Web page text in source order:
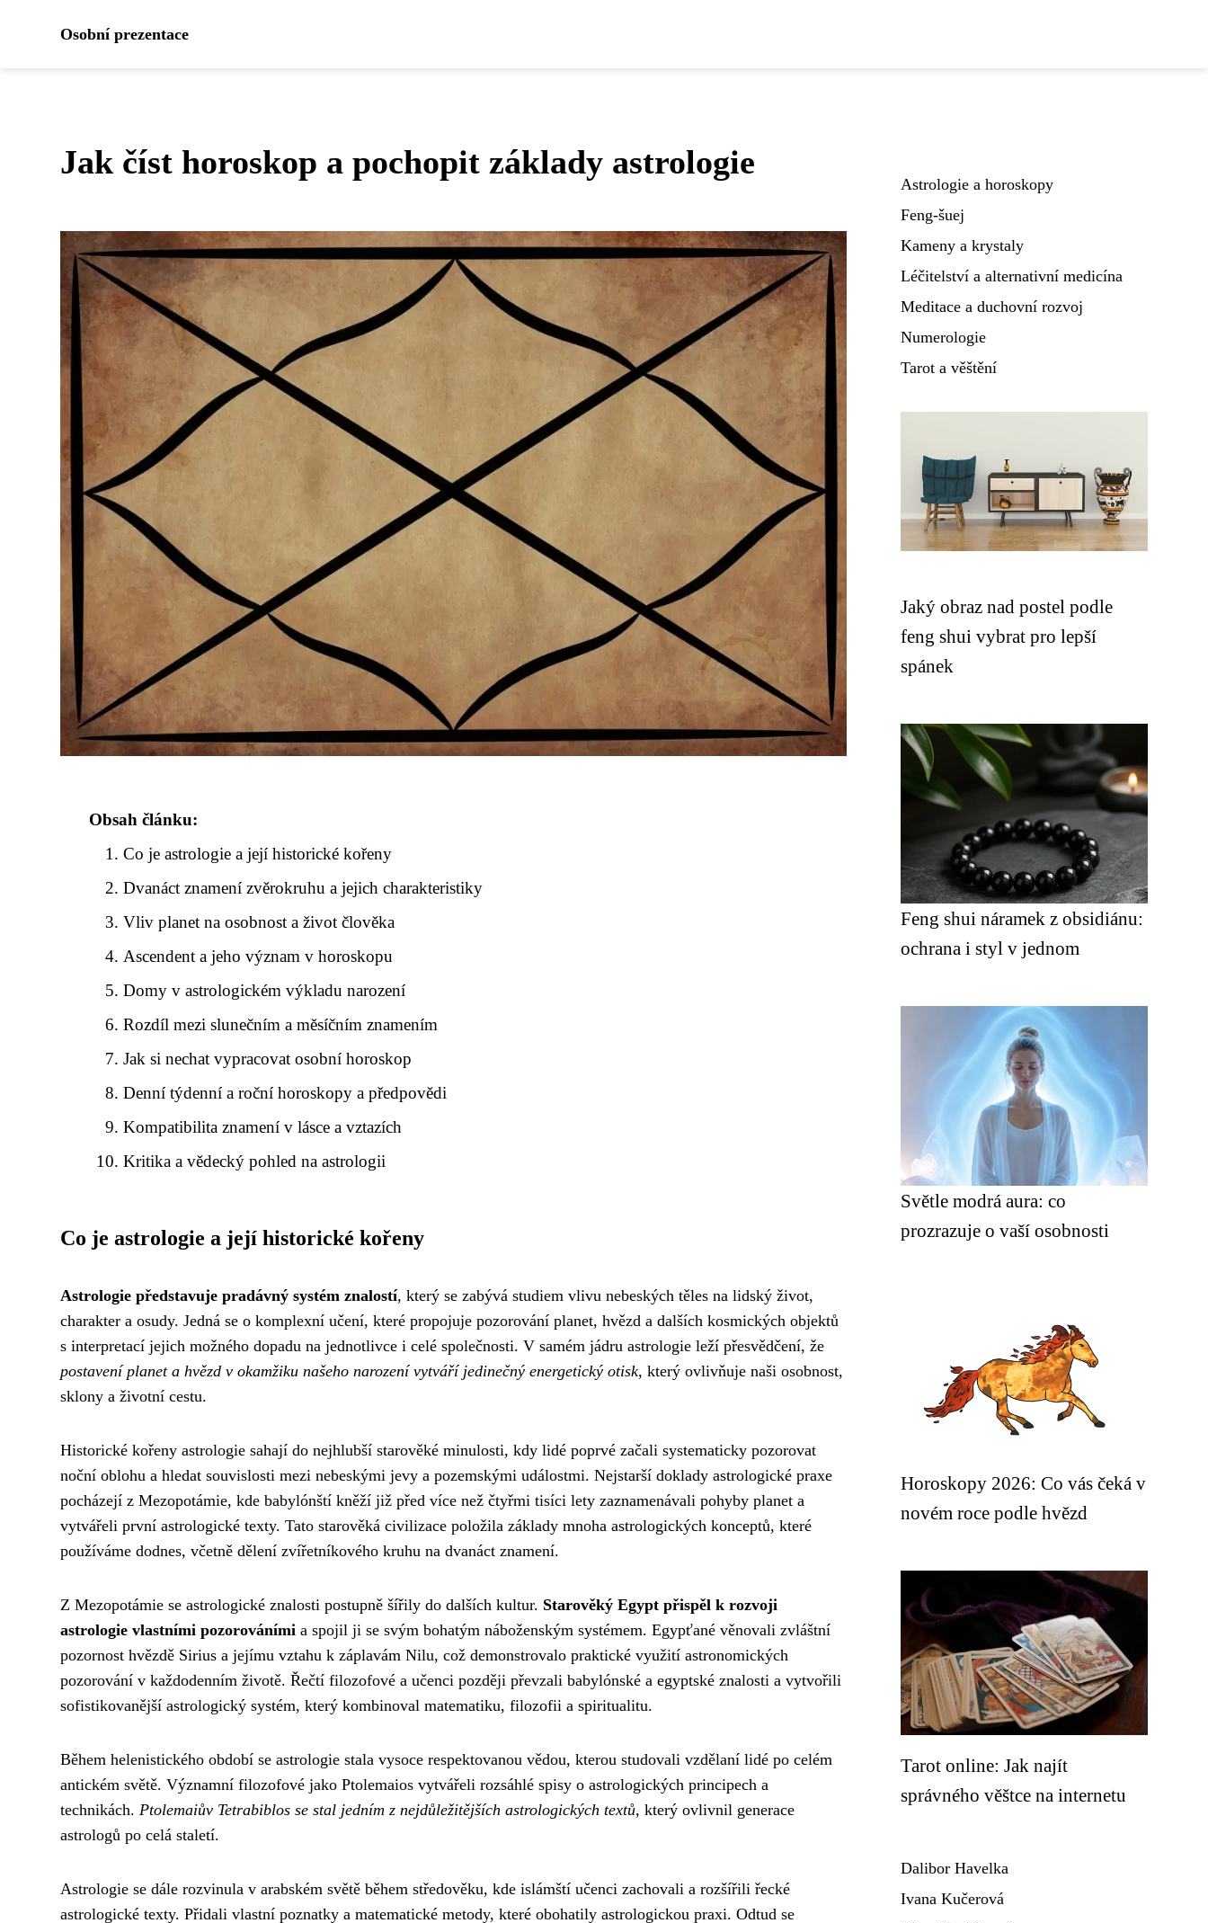
Osobní prezentace
Jak číst horoskop a pochopit základy astrologie
Obsah článku:
Co je astrologie a její historické kořeny
Dvanáct znamení zvěrokruhu a jejich charakteristiky
Vliv planet na osobnost a život člověka
Ascendent a jeho význam v horoskopu
Domy v astrologickém výkladu narození
Rozdíl mezi slunečním a měsíčním znamením
Jak si nechat vypracovat osobní horoskop
Denní týdenní a roční horoskopy a předpovědi
Kompatibilita znamení v lásce a vztazích
Kritika a vědecký pohled na astrologii
Co je astrologie a její historické kořeny
Astrologie představuje pradávný systém znalostí, který se zabývá studiem vlivu nebeských těles na lidský život,
charakter a osudy. Jedná se o komplexní učení, které propojuje pozorování planet, hvězd a dalších kosmických objektů
s interpretací jejich možného dopadu na jednotlivce i celé společnosti. V samém jádru astrologie leží přesvědčení, že
postavení planet a hvězd v okamžiku našeho narození vytváří jedinečný energetický otisk, který ovlivňuje naši osobnost,
sklony a životní cestu.
Historické kořeny astrologie sahají do nejhlubší starověké minulosti, kdy lidé poprvé začali systematicky pozorovat
noční oblohu a hledat souvislosti mezi nebeskými jevy a pozemskými událostmi. Nejstarší doklady astrologické praxe
pocházejí z Mezopotámie, kde babylónští kněží již před více než čtyřmi tisíci lety zaznamenávali pohyby planet a
vytvářeli první astrologické texty. Tato starověká civilizace položila základy mnoha astrologických konceptů, které
používáme dodnes, včetně dělení zvířetníkového kruhu na dvanáct znamení.
Z Mezopotámie se astrologické znalosti postupně šířily do dalších kultur. Starověký Egypt přispěl k rozvoji
astrologie vlastními pozorováními a spojil ji se svým bohatým náboženským systémem. Egypťané věnovali zvláštní
pozornost hvězdě Sirius a jejímu vztahu k záplavám Nilu, což demonstrovalo praktické využití astronomických
pozorování v každodenním životě. Řečtí filozofové a učenci později převzali babylónské a egyptské znalosti a vytvořili
sofistikovanější astrologický systém, který kombinoval matematiku, filozofii a spiritualitu.
Během helenistického období se astrologie stala vysoce respektovanou vědou, kterou studovali vzdělaní lidé po celém
antickém světě. Významní filozofové jako Ptolemaios vytvářeli rozsáhlé spisy o astrologických principech a
technikách. Ptolemaiův Tetrabiblos se stal jedním z nejdůležitějších astrologických textů, který ovlivnil generace
astrologů po celá staletí.
Astrologie se dále rozvinula v arabském světě během středověku, kde islámští učenci zachovali a rozšířili řecké
astrologické texty. Přidali vlastní poznatky a matematické metody, které obohatily astrologickou praxi. Odtud se
Astrologie a horoskopy
Feng-šuej
Kameny a krystaly
Léčitelství a alternativní medicína
Meditace a duchovní rozvoj
Numerologie
Tarot a věštění
Jaký obraz nad postel podle
feng shui vybrat pro lepší
spánek
Feng shui náramek z obsidiánu:
ochrana i styl v jednom
Světle modrá aura: co
prozrazuje o vaší osobnosti
Horoskopy 2026: Co vás čeká v
novém roce podle hvězd
Tarot online: Jak najít
správného věštce na internetu
Dalibor Havelka
Ivana Kučerová